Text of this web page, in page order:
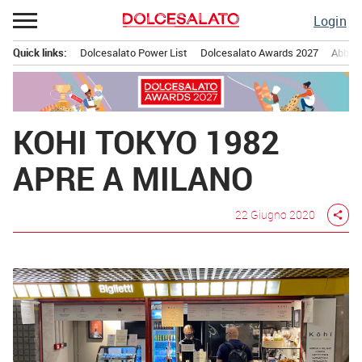
Passa
al
contenuto
Login
principale
Quick links: Dolcesalato Power List Dolcesalato Awards 2027
KOHI TOKYO 1982
APRE A MILANO
22 Giugno 2020 share